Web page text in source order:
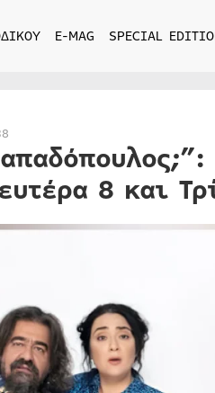
E-MAG SPECIAL
8 και